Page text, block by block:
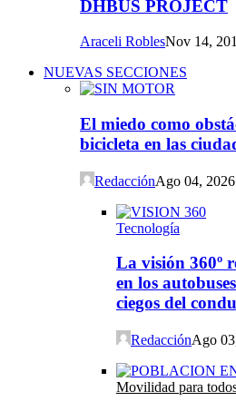
DHBUS PROJECT
Araceli RoblesNov 14,
NUEVAS SECCIONES
El miedo como
bicicleta en las
RedacciónAgo 04, 2026
Tecnología
La visión 360º
en los
ciegos del
RedacciónAgo
Movilidad para